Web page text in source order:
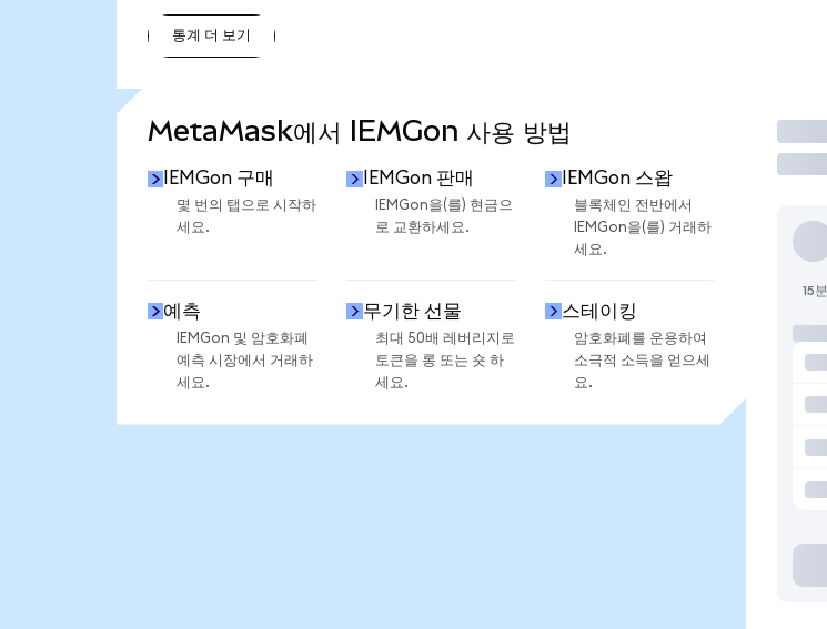
통계 더 보기
MetaMask에서 IEMGon 사용 방법
IEMGon 구매
몇 번의 탭으로 시작하
세요.
IEMGon 판매
IEMGon을(를) 현금으
로 교환하세요.
IEMGon 스왑
블록체인 전반에서
IEMGon을(를) 거래하
세요.
예측
IEMGon 및 암호화폐
예측 시장에서 거래하
세요.
무기한 선물
최대 50배 레버리지로
토큰을 롱 또는 숏 하
세요.
스테이킹
암호화폐를 운용하여
소극적 소득을 얻으세
요.
거래
15분